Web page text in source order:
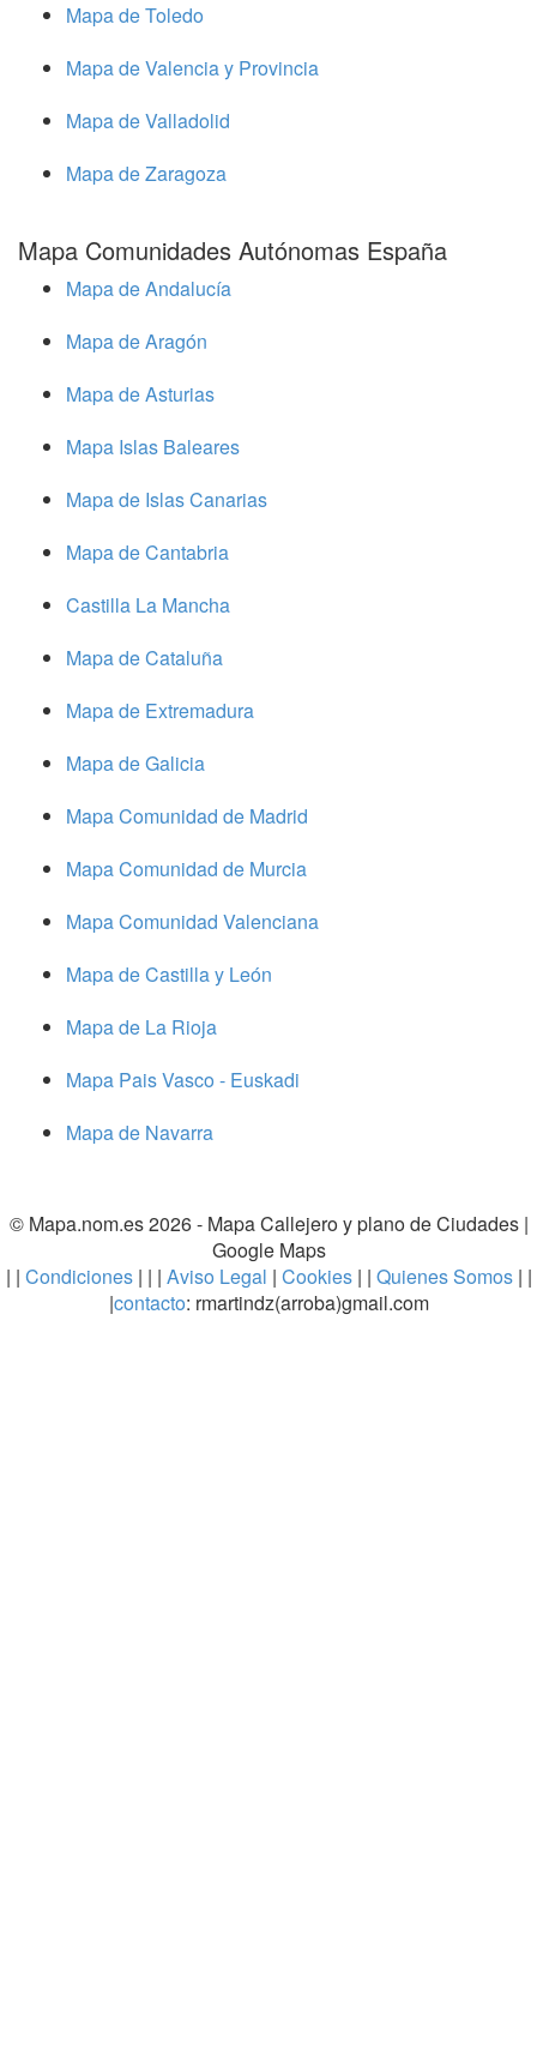
Mapa de Toledo
Mapa de Valencia y Provincia
Mapa de Valladolid
Mapa de Zaragoza
Mapa Comunidades Autónomas España
Mapa de Andalucía
Mapa de Aragón
Mapa de Asturias
Mapa Islas Baleares
Mapa de Islas Canarias
Mapa de Cantabria
Castilla La Mancha
Mapa de Cataluña
Mapa de Extremadura
Mapa de Galicia
Mapa Comunidad de Madrid
Mapa Comunidad de Murcia
Mapa Comunidad Valenciana
Mapa de Castilla y León
Mapa de La Rioja
Mapa Pais Vasco - Euskadi
Mapa de Navarra
© Mapa.nom.es 2026 - Mapa Callejero y plano de Ciudades|
Google Maps
| | Condiciones| | | Aviso Legal | Cookies | | Quienes Somos | |
|contacto: rmartindz(arroba)gmail.com